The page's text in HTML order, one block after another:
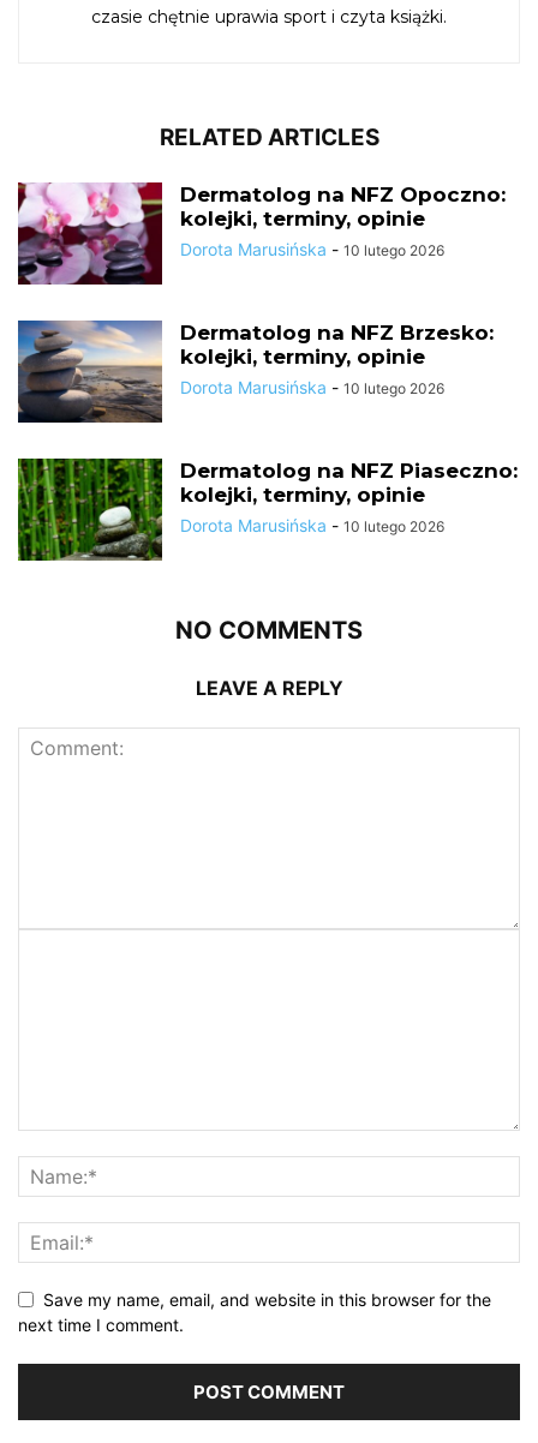
czasie chętnie uprawia sport i czyta książki.
RELATED ARTICLES
Dermatolog na NFZ Opoczno:
kolejki, terminy, opinie
Dorota Marusińska - 10 lutego 2026
Dermatolog na NFZ Brzesko:
kolejki, terminy, opinie
Dorota Marusińska - 10 lutego 2026
Dermatolog na NFZ Piaseczno:
kolejki, terminy, opinie
Dorota Marusińska - 10 lutego 2026
NO COMMENTS
LEAVE A REPLY
Save my name, email, and website in this browser for the
next time I comment.